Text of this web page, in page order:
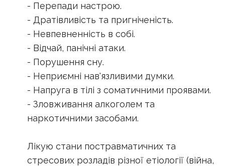
- Перепади настрою.
- Дратівливість та пригніченість.
- Невпевненність в собі.
- Відчай, панічні атаки.
- Порушення сну.
- Неприємні нав'язливими думки.
- Напруга в тілі з соматичними проявами.
- Зловживання алкоголем та
наркотичними засобами.
Лікую стани постравматичних та
стресових розладів різної етіології (війна,